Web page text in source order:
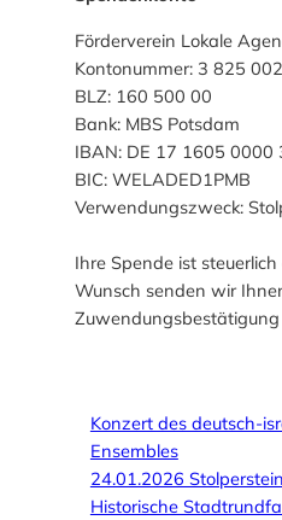
Förderverein Lokale
Kontonummer: 3 825
BLZ: 160 500 00
Bank: MBS Potsdam
IBAN: DE 17 1605 0000
BIC: WELADED1PMB
Verwendungszweck:
Ihre Spende ist
Wunsch senden wir
Zuwendungsbestätigung
Konzert des deutsch-
Ensembles
24.01.2026
Historische